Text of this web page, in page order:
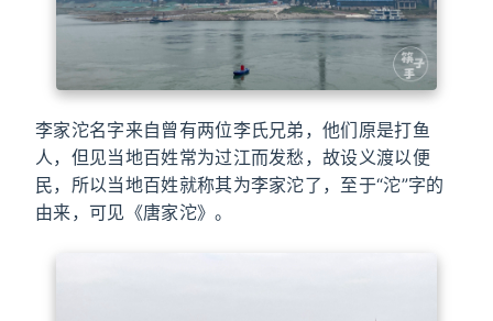
李家沱名字来自曾有两位李氏兄弟，他们原是打鱼
人，但见当地百姓常为过江而发愁，故设义渡以便
民，所以当地百姓就称其为李家沱了，至于“沱”字的
由来，可见《唐家沱》。